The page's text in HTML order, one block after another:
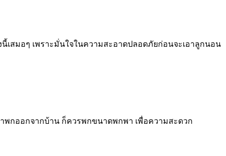
สมอๆ เพราะมั่นใจในความสะอาดปลอดภัยก่อนจะเอาลูกนอน
พกออกจากบ้าน ก็ควรพกขนาดพกพา เพื่อความสะดวก